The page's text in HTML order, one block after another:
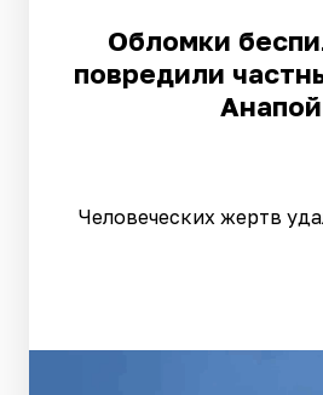
Обломки
повредили
Анапой
Человеческих жертв